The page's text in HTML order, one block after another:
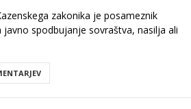
zakonika je posameznik
spodbujanje sovraštva, nasilja ali